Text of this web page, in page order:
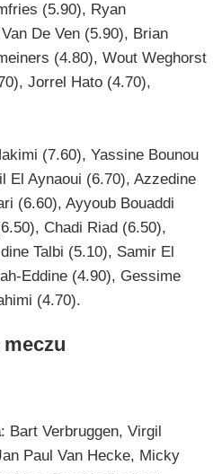
(5.90), Ryan
De Ven (5.90), Brian
(4.80), Wout Weghorst
Jorrel Hato (4.70),
(7.60), Yassine Bounou
El Aynaoui (6.70), Azzedine
(6.60), Ayyoub Bouaddi
Chadi Riad (6.50),
Talbi (5.10), Samir El
Eddine (4.90), Gessime
(4.70).
: Bart Verbruggen, Virgil
Paul Van Hecke, Micky